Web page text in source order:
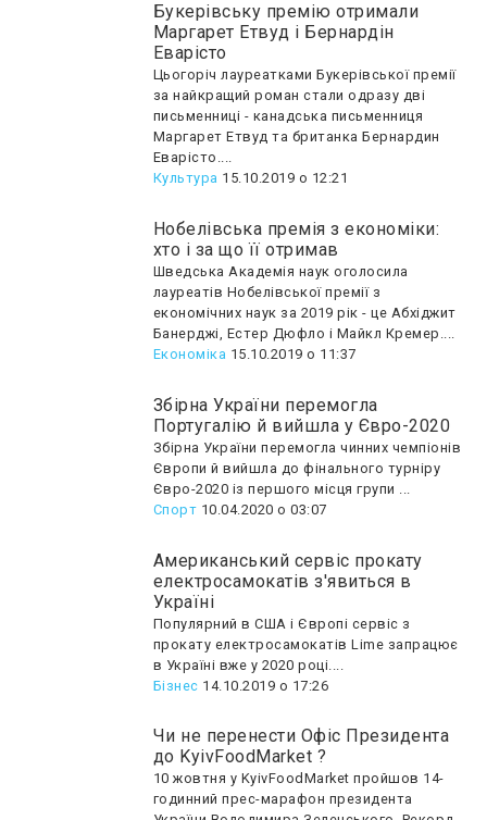
Букерівську премію отримали
Маргарет Етвуд і Бернардін
Еварісто
Цьогоріч лауреатками Букерівської премії
за найкращий роман стали одразу дві
письменниці - канадська письменниця
Маргарет Етвуд та британка Бернардин
Еварісто....
Культура 15.10.2019 о 12:21
Нобелівська премія з економіки:
хто і за що її отримав
Шведська Академія наук оголосила
лауреатів Нобелівської премії з
економічних наук за 2019 рік - це Абхіджит
Банерджі, Естер Дюфло і Майкл Кремер....
Економіка 15.10.2019 о 11:37
Збірна України перемогла
Португалію й вийшла у Євро-2020
Збірна України перемогла чинних чемпіонів
Європи й вийшла до фінального турніру
Євро-2020 із першого місця групи ...
Спорт 10.04.2020 о 03:07
Американський сервіс прокату
електросамокатів з'явиться в
Україні
Популярний в США і Європі сервіс з
прокату електросамокатів Lime запрацює
в Україні вже у 2020 році....
Бізнес 14.10.2019 о 17:26
Чи не перенести Офіс Президента
до KyivFoodMarket ?
10 жовтня у KyivFoodMarket пройшов 14-
годинний прес-марафон президента